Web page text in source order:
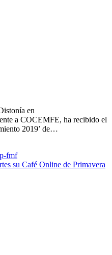
en
a COCEMFE, ha recibido el
2019’ de…
su Café Online de Primavera